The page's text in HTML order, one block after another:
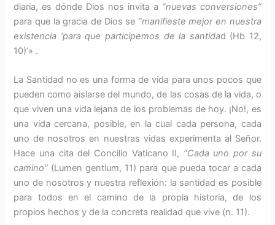
diaria, es dónde Dios nos invita a “nuevas conversiones”
para que la gracia de Dios se “manifieste mejor en nuestra
existencia ‘para que participemos de la santidad (Hb 12,
10)’» .
La Santidad no es una forma de vida para unos pocos que
pueden como aislarse del mundo, de las cosas de la vida, o
que viven una vida lejana de los problemas de hoy. ¡No!, es
una vida cercana, posible, en la cual cada persona, cada
uno de nosotros en nuestras vidas experimenta al Señor.
Hace una cita del Concilio Vaticano II, “Cada uno por su
camino” (Lumen gentium, 11) para que pueda tocar a cada
uno de nosotros y nuestra reflexión: la santidad es posible
para todos en el camino de la propia historia, de los
propios hechos y de la concreta realidad que vive (n. 11).